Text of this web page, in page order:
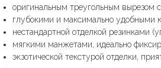
оригинальным треугольным вырезом
глубокими и максимально удобными
нестандартной отделкой резинками
мягкими манжетами, идеально
экзотической текстурой отделки,